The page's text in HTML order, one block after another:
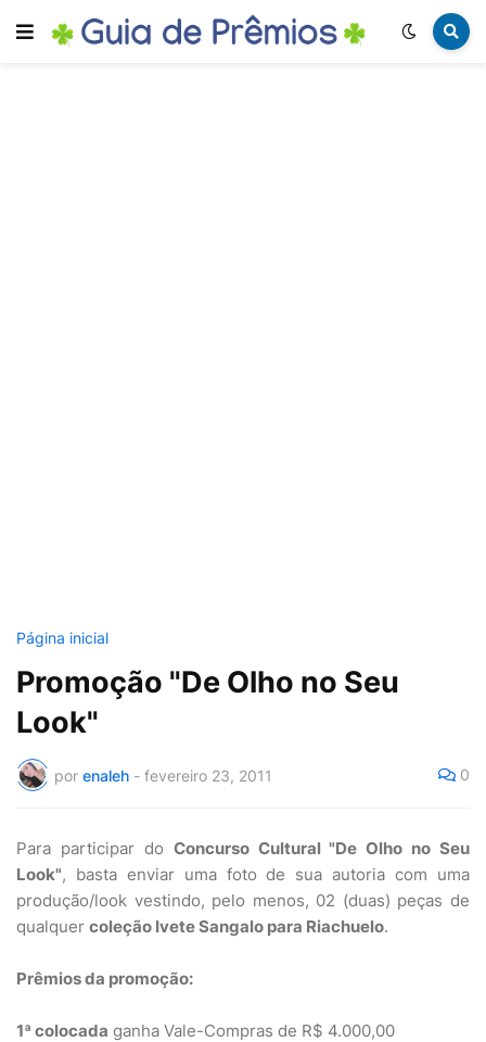
Página inicial
Promoção "De Olho no Seu
Look"
por enaleh - fevereiro 23, 2011 0
Para participar do Concurso Cultural "De Olho no Seu
Look", basta enviar uma foto de sua autoria com uma
produção/look vestindo, pelo menos, 02 (duas) peças de
qualquer coleção Ivete Sangalo para Riachuelo.
Prêmios da promoção:
1ª colocada ganha Vale-Compras de R$ 4.000,00